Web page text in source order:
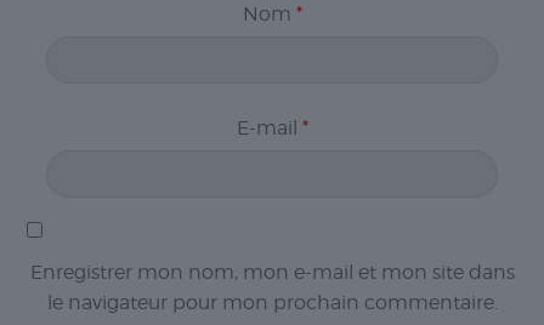
Nom *
E-mail *
Enregistrer mon nom, mon e-mail et mon site dans
le navigateur pour mon prochain commentaire.